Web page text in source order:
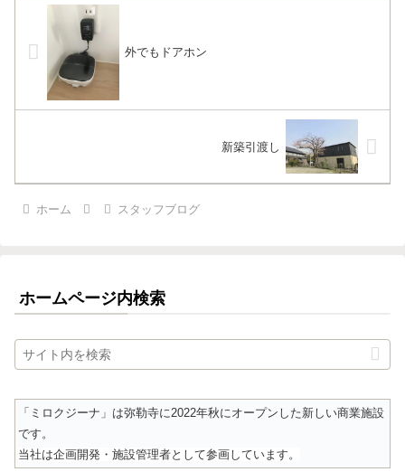
外でもドアホン
新築引渡し
ホーム スタッフブログ
ホームページ内検索
「ミロクジーナ」は弥勒寺に2022年秋にオープンした新しい商業施設
です。
当社は企画開発・施設管理者として参画しています。